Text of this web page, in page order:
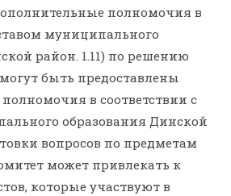
полномочия в
муниципального
район. 1.11) по решению
быть предоставлены
в соответствии с
образования Динской
вопросов по предметам
может привлекать к
которые участвуют в